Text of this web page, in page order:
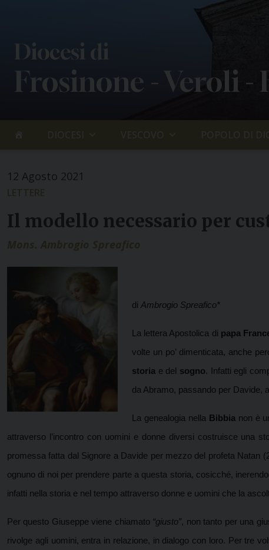
Diocesi di
Frosinone - Veroli -
DIOCESI VESCOVO POPOLO DI
12 Agosto 2021
LETTERE
Il modello necessario per
Mons. Ambrogio Spreafico
di Ambrogio Spreafico*
La lettera Apostolica di papa
volte un po’ dimenticata, anche
storia e del sogno. Infatti egli
da Abramo, passando per Davide,
La genealogia nella Bibbianon è
attraverso l’incontro con uomini e donne diversi costruisce una
promessa fatta dal Signore a Davide per mezzo del profeta Natan
ognuno di noi per prendere parte a questa storia, cosicché,
infatti nella storia e nel tempo attraverso donne e uomini che la
Per questo Giuseppe viene chiamato “giusto”, non tanto per una
rivolge agli uomini, entra in relazione, in dialogo con loro. Per tre